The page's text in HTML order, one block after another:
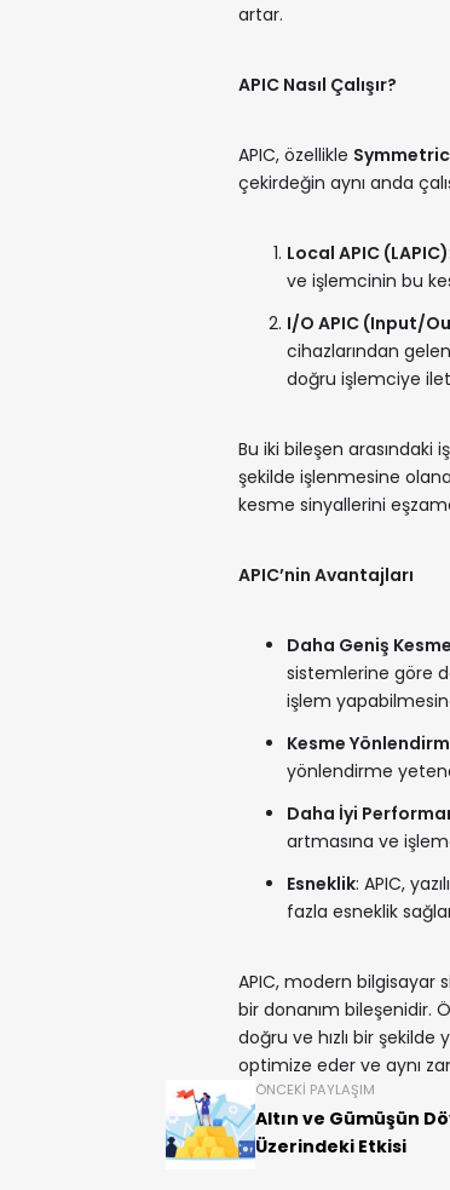
artar.
APIC Nasıl Çalışır?
APIC, özellikle
çekirdeğin aynı anda
Local APIC (LAPIC)
ve işlemcinin bu
I/O APIC (Input/
cihazlarından
doğru işlemciye
Bu iki bileşen arasındaki
şekilde işlenmesine
kesme sinyallerini
APIC’nin Avantajları
Daha Geniş
sistemlerine göre
işlem
Kesme
yönlendirme
Daha İyi
artmasına ve
Esneklik: APIC,
fazla esneklik
APIC, modern
bir donanım bileşenidir.
doğru ve hızlı bir şekilde
optimize eder ve aynı
ÖNCEKI PAYLAŞIM
Altın ve Gümüşün
Üzerindeki Etkisi